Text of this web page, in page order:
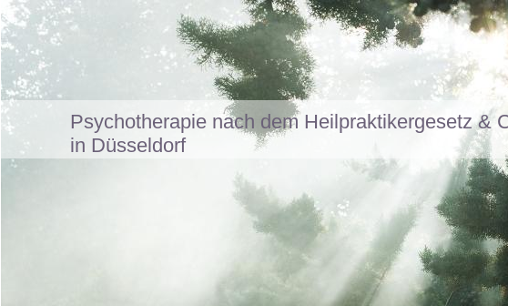
Psychotherapie nach dem Heilpraktikergesetz &
in Düsseldorf